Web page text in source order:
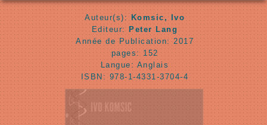
Auteur(s): Komsic, Ivo
Editeur:Peter Lang
Année de Publication: 2017
pages: 152
Langue: Anglais
ISBN: 978-1-4331-3704-4